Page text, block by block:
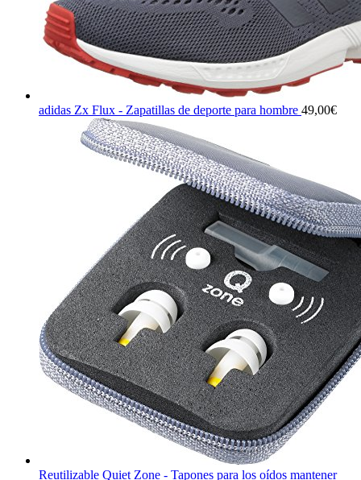
adidas Zx Flux - Zapatillas de deporte para hombre 49,00€
Reutilizable Quiet Zone - Tapones para los oídos mantener